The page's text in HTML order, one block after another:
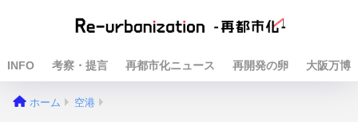
INFO 考察・提言 再都市化ニュース 再開発の卵 大阪万博
ホーム 空港